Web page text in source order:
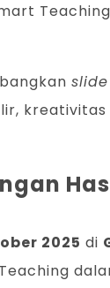
slide
2025 di